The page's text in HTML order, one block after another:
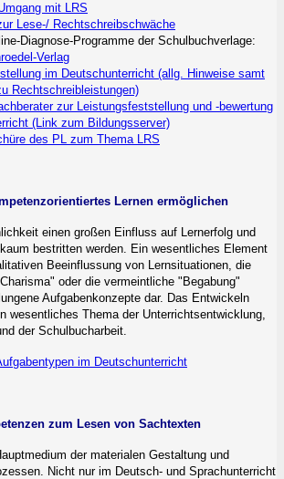
mit LRS
Lese-/ Rechtschreibschwäche
Diagnose-Programme der Schulbuchverlage:
Verlag
im Deutschunterricht (allg. Hinweise samt
Rechtschreibleistungen)
zur Leistungsfeststellung und -bewertung
(Link zum Bildungsserver)
des PL zum Thema LRS
Lernen ermöglichen
einen großen Einfluss auf Lernerfolg und
bestritten werden. Ein wesentliches Element
Beeinflussung von Lernsituationen, die
oder die vermeintliche "Begabung"
Aufgabenkonzepte dar. Das Entwickeln
wesentliches Thema der Unterrichtsentwicklung,
der Schulbucharbeit.
im Deutschunterricht
zum Lesen von Sachtexten
der materialen Gestaltung und
Nicht nur im Deutsch- und Sprachunterricht